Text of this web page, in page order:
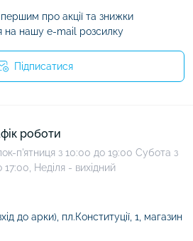
першим про акції та знижки
на нашу e-mail розсилку
Підписатися
роботи
п'ятниця з 10:00 до 19:00 Субота з
17:00, Неділя - вихідний
до арки), пл.Конституції, 1, магазин